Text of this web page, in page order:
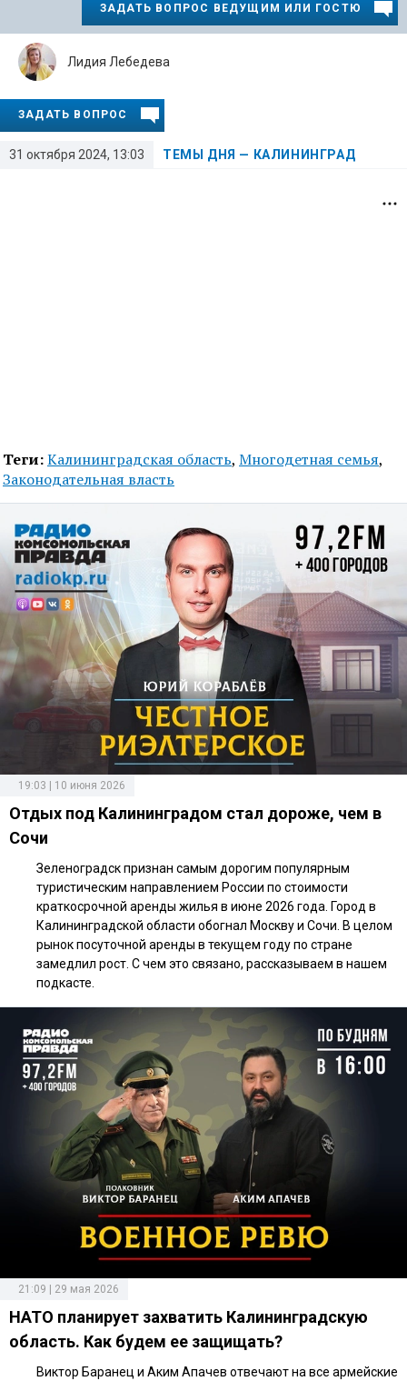
ЗАДАТЬ ВОПРОС ВЕДУЩИМ ИЛИ ГОСТЮ
31 октября 2024, 13:03 ТЕМЫ ДНЯ — КАЛИНИНГРАД
Лидия Лебедева
ЗАДАТЬ ВОПРОС
Теги:Калининградская область, Многодетная семья,
Законодательная власть
19:03 | 10 июня 2026
Отдых под Калининградом стал дороже, чем в
Сочи
Зеленоградск признан самым дорогим популярным
туристическим направлением России по стоимости
краткосрочной аренды жилья в июне 2026 года. Город в
Калининградской области обогнал Москву и Сочи. В целом
рынок посуточной аренды в текущем году по стране
замедлил рост. С чем это связано, рассказываем в нашем
подкасте.
21:09 | 29 мая 2026
НАТО планирует захватить Калининградскую
область. Как будем ее защищать?
Виктор Баранец и Аким Апачев отвечают на все армейские